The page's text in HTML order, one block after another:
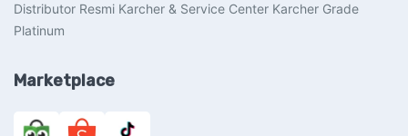
Distributor Resmi Karcher & Service Center Karcher Grade
Platinum
Marketplace